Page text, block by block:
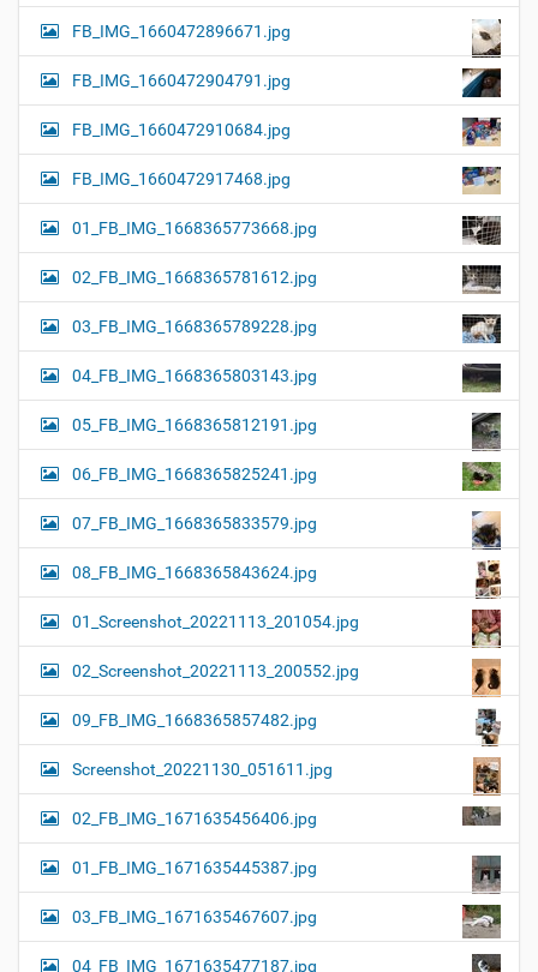
FB_IMG_1660472896671.jpg
FB_IMG_1660472904791.jpg
FB_IMG_1660472910684.jpg
FB_IMG_1660472917468.jpg
01_FB_IMG_1668365773668.jpg
02_FB_IMG_1668365781612.jpg
03_FB_IMG_1668365789228.jpg
04_FB_IMG_1668365803143.jpg
05_FB_IMG_1668365812191.jpg
06_FB_IMG_1668365825241.jpg
07_FB_IMG_1668365833579.jpg
08_FB_IMG_1668365843624.jpg
01_Screenshot_20221113_201054.jpg
02_Screenshot_20221113_200552.jpg
09_FB_IMG_1668365857482.jpg
Screenshot_20221130_051611.jpg
02_FB_IMG_1671635456406.jpg
01_FB_IMG_1671635445387.jpg
03_FB_IMG_1671635467607.jpg
04_FB_IMG_1671635477187.jpg